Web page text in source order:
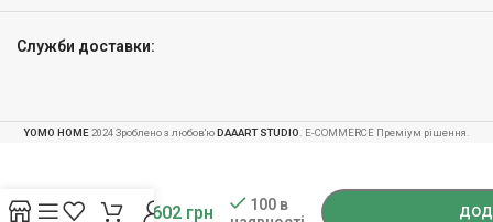
Служби доставки:
YOMO HOME 2024 Зроблено з любов'юDAAART STUDIO . E-COMMERCE Преміум рішення.
Soke City
3 602 грн
100 в